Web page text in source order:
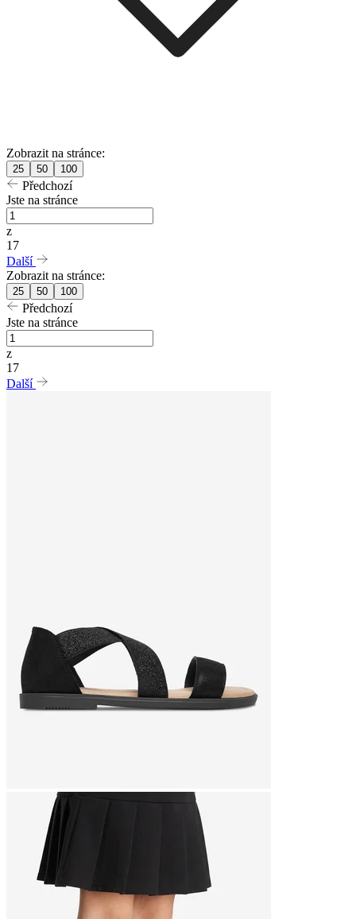
Zobrazit na stránce:
25 50 100
Předchozí
Jste na stránce
z
17
Další
Zobrazit na stránce:
25 50 100
Předchozí
Jste na stránce
z
17
Další